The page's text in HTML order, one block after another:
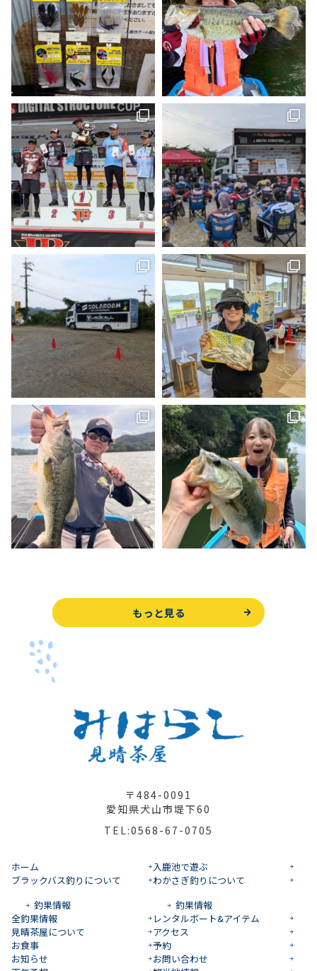
もっと見る
〒484-0091
愛知県犬山市堤下60
TEL:0568-67-0705
ホーム
入鹿池で遊ぶ
ブラックバス釣りについて
釣果情報
わかさぎ釣りについて
釣果情報
全釣果情報
レンタルボート&アイテム
見晴茶屋について
アクセス
お食事
予約
お知らせ
お問い合わせ